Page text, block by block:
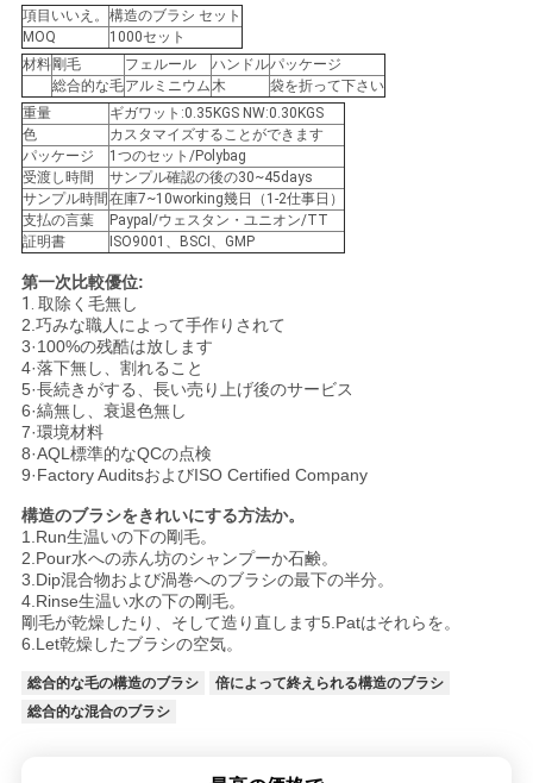
項目いいえ。 構造のブラシ セット
MOQ
1000セット
材料 剛毛 フェルール ハンドルパッケージ
総合的な毛アルミニウム木
袋を折って下さい
重量
ギガワット:0.35KGS NW:0.30KGS
色
カスタマイズすることができます
パッケージ
1つのセット/Polybag
受渡し時間
サンプル確認の後の30~45days
サンプル時間 在庫7~10working幾日（1-2仕事日）
支払の言葉
Paypal/ウェスタン・ユニオン/TT
証明書
ISO9001、BSCI、GMP
第一次比較優位:
1. 取除く毛無し
2.巧みな職人によって手作りされて
3·100%の残酷は放します
4·落下無し、割れること
5·長続きがする、長い売り上げ後のサービス
6·縞無し、衰退色無し
7·環境材料
8·AQL標準的なQCの点検
9·Factory AuditsおよびISO Certified Company
構造のブラシをきれいにする方法か。
1.Run生温いの下の剛毛。
2.Pour水への赤ん坊のシャンプーか石鹸。
3.Dip混合物および渦巻へのブラシの最下の半分。
4.Rinse生温い水の下の剛毛。
剛毛が乾燥したり、そして造り直します5.Patはそれらを。
6.Let乾燥したブラシの空気。
総合的な毛の構造のブラシ
倍によって終えられる構造のブラシ
総合的な混合のブラシ